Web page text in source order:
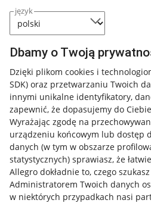
język
Dbamy o Twoją
Dzięki plikom cookies i
SDK) oraz przetwarzaniu Twoich
innymi unikalne identyfikatory,
zapewnić, że dopasujemy do
Wyrażając zgodę na
urządzeniu końcowym lub dostęp
danych (w tym w obszarze
statystycznych) sprawiasz, że
Allegro dokładnie to, czego
Administratorem Twoich danych
w niektórych przypadkach nasi